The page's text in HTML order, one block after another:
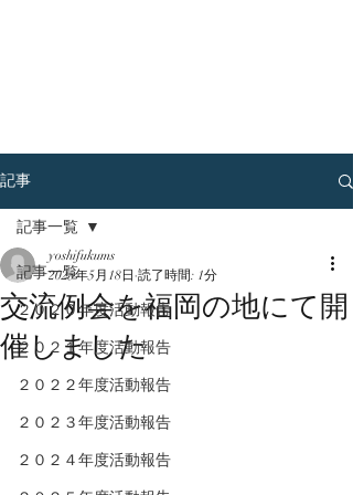
記事
記事一覧
２０２０年度活動報告
２０２１年度活動報告
２０２２年度活動報告
２０２３年度活動報告
２０２４年度活動報告
記事一覧
交流例会を福岡の地にて開
催しました
yoshifukums
2025年5月18日 読了時間: 1分